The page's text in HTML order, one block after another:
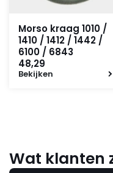
Morso kraag 1010 /
1410 / 1412 / 1442 /
6100 / 6843
48,29
Bekijken
Wat klanten